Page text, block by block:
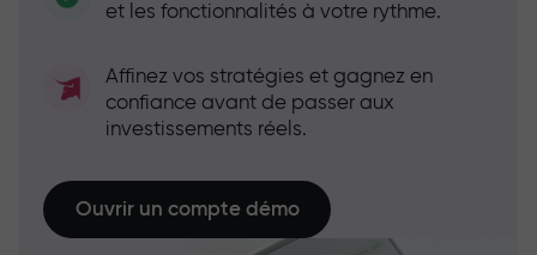
et les fonctionnalités à votre rythme.
Affinez vos stratégies et gagnez en
confiance avant de passer aux
investissements réels.
Ouvrir un compte démo